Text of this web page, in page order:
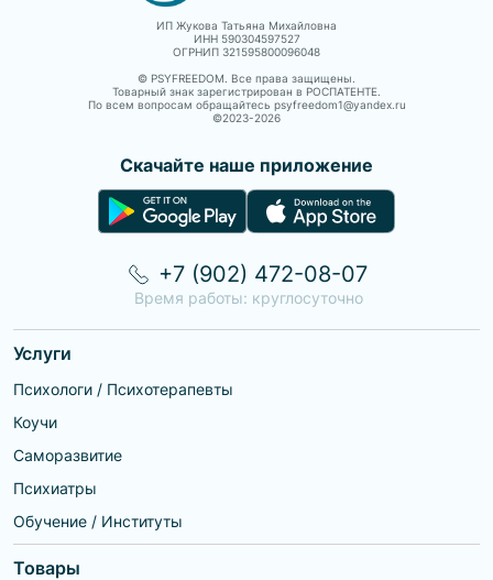
ИП Жукова Татьяна Михайловна
ИНН 590304597527
ОГРНИП 321595800096048
© PSYFREEDOM. Все права защищены.
Товарный знак зарегистрирован в РОСПАТЕНТЕ.
По всем вопросам обращайтесь psyfreedom1@yandex.ru
©2023-2026
Скачайте наше приложение
Услуги
Психологи / Психотерапевты
Коучи
Саморазвитие
Психиатры
Обучение / Институты
Товары
+7 (902) 472-08-07
Время работы: круглосуточно